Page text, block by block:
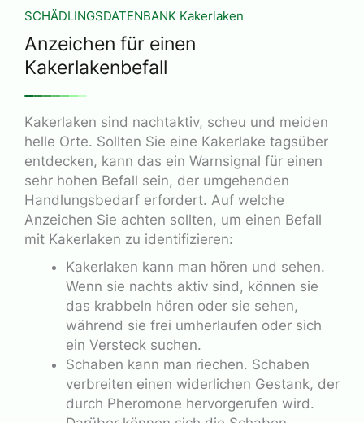
SCHÄDLINGSDATENBANK Kakerlaken
Anzeichen für einen
Kakerlakenbefall
Kakerlaken sind nachtaktiv, scheu und meiden
helle Orte. Sollten Sie eine Kakerlake tagsüber
entdecken, kann das ein Warnsignal für einen
sehr hohen Befall sein, der umgehenden
Handlungsbedarf erfordert. Auf welche
Anzeichen Sie achten sollten, um einen Befall
mit Kakerlaken zu identifizieren:
Kakerlaken kann man hören und sehen.
Wenn sie nachts aktiv sind, können sie
das krabbeln hören oder sie sehen,
während sie frei umherlaufen oder sich
ein Versteck suchen.
Schaben kann man riechen. Schaben
verbreiten einen widerlichen Gestank, der
durch Pheromone hervorgerufen wird.